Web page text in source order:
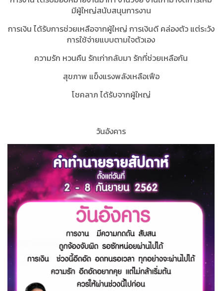
มีผู้ใหญ่สนับสนุนการงาน
การเงิน ได้รับการช่วยเหลือจากผู้ใหญ่ การเงินดี คล่องตัว แต่ระวัง
การใช้จ่ายแบบตามใจตัวเอง
ความรัก หวนคืน รักเก่ากลับมา รักที่ช่วยเหลือกัน
สุขภาพ แข็งแรงพลังเหลือเฟือ
โชคลาภ ได้รับจากผู้ใหญ่
วันอังคาร